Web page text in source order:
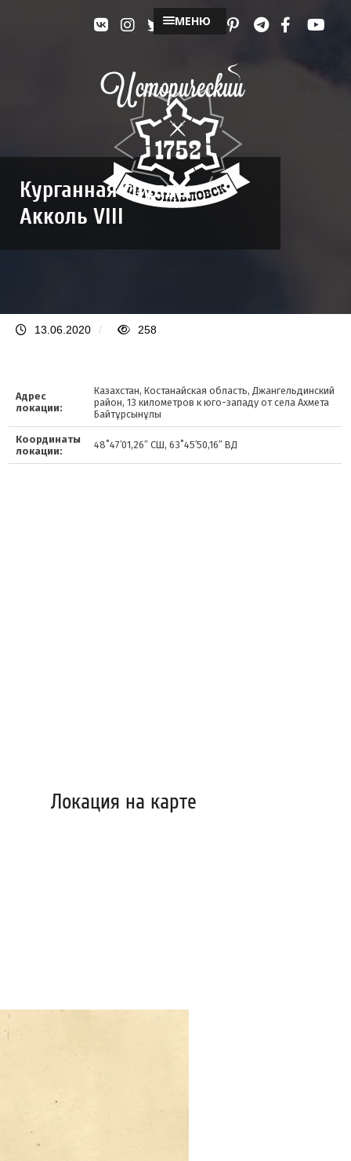
МЕНЮ
Курганная группа
Акколь VIII
13.06.2020 / 258
Адрес
локации:
Казахстан, Костанайская область, Джангельдинский
район, 13 километров к юго-западу от села Ахмета
Байтұрсынұлы
Координаты
локации:
48˚47′01,26″ СШ, 63˚45′50,16″ ВД
Локация на карте